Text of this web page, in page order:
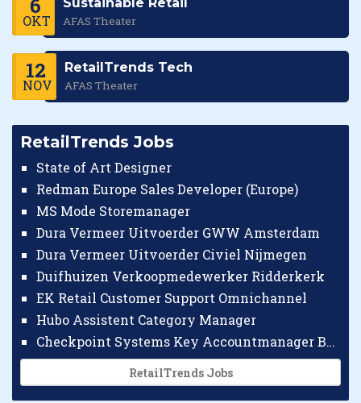
6
OKT AFAS Theater
12
NOV
RetailTrends Tech
AFAS Theater
RetailTrends Jobs
State of Art Designer
Redman Europe Sales Developer (Europe)
MS Mode Storemanager
Dura Vermeer Uitvoerder GWW Amsterdam
Dura Vermeer Uitvoerder Civiel Nijmegen
Duifhuizen Verkoopmedewerker Ridderkerk
EK Retail Customer Support Omnichannel
Hubo Assistent Category Manager
Checkpoint Systems Key Accountmanager Benelux
RetailTrends Jobs